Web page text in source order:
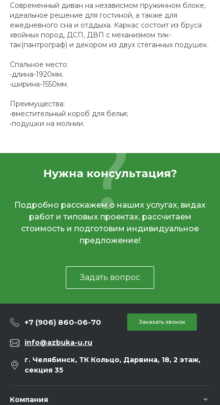
Современный диван на независмом пружинном блоке,
идеальное решение для гостиной, а также для
ежедневного сна и отддыха. Каркас состоит из бруса
хвойных пород, ДСП, ДВП с механизмом тик-
так(пантрограф) и декором из двух стёганных подушек.
Спальное место:
•длина-1920мм.
•ширина-1550мм.
Преимущества:
•вместительный короб для белья;
•подушки на молнии.
Нужна консультация?
Подробно расскажем о наших услугах, видах
работ и типовых проектах, рассчитаем
стоимость и подготовим индивидуальное
предложение!
Задать вопрос
+7 (906) 860-06-70 Заказать звонок
info@azbuka-u.ru
г. Челябинск, ТК Кольцо, Дарвина, 18, 2 этаж,
секция 35
Компания